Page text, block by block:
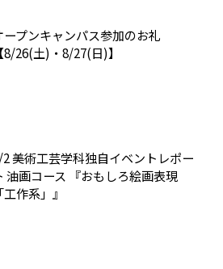
ープンキャンパス参加のお礼
【8/26(土)・8/27(日)】
美術工芸学科独自イベントレポー
油画コース 『おもしろ絵画表現
「工作系」』